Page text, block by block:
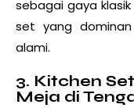
sebagai gaya
set yang
alami.
3. Kitchen
Meja di